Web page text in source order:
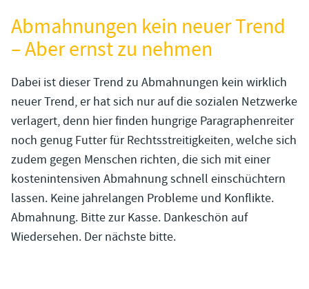
Abmahnungen kein neuer Trend
– Aber ernst zu nehmen
Dabei ist dieser Trend zu Abmahnungen kein wirklich
neuer Trend, er hat sich nur auf die sozialen Netzwerke
verlagert, denn hier finden hungrige Paragraphenreiter
noch genug Futter für Rechtsstreitigkeiten, welche sich
zudem gegen Menschen richten, die sich mit einer
kostenintensiven Abmahnung schnell einschüchtern
lassen. Keine jahrelangen Probleme und Konflikte.
Abmahnung. Bitte zur Kasse. Dankeschön auf
Wiedersehen. Der nächste bitte.